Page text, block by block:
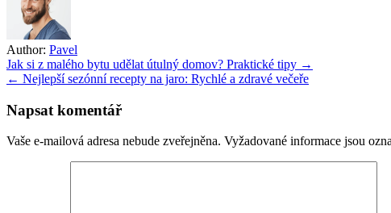
Author: Pavel
Navigace
pro
příspěvek
Jak si z malého bytu udělat útulný domov? Praktické tipy →
← Nejlepší sezónní recepty na jaro: Rychlé a zdravé večeře
Napsat komentář
Vaše e-mailová adresa nebude zveřejněna. Vyžadované informace jsou